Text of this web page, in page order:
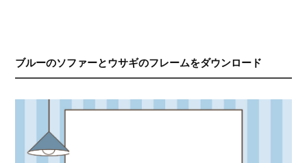
ブルーのソファーとウサギのフレームをダウンロード